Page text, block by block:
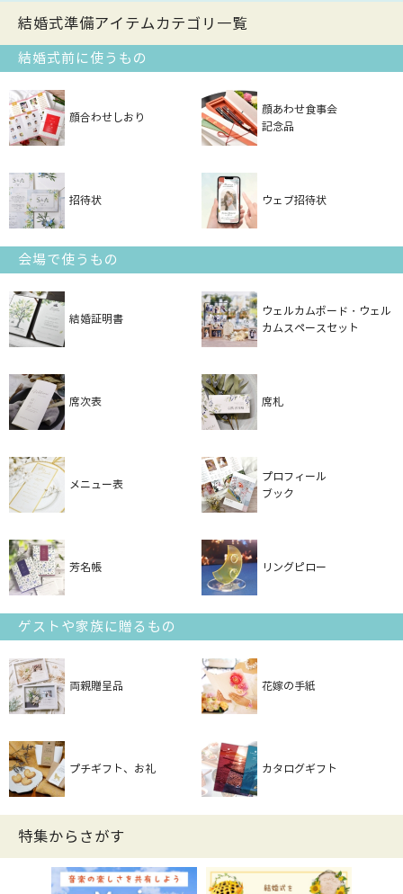
結婚式準備アイテムカテゴリ一覧
結婚式前に使うもの
顔合わせしおり
顔あわせ食事会
記念品
招待状 ウェブ招待状
会場で使うもの
結婚証明書
ウェルカムボード・ウェル
カムスペースセット
席次表 席札
メニュー表
プロフィール
ブック
芳名帳 リングピロー
ゲストや家族に贈るもの
両親贈呈品 花嫁の手紙
プチギフト、お礼 カタログギフト
特集からさがす